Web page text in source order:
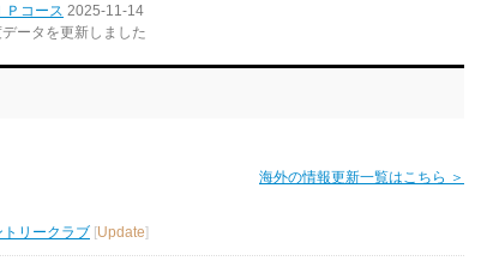
コース 2025-11-14
ータを更新しました
海外の情報更新一覧はこちら ＞
リークラブ [Update]